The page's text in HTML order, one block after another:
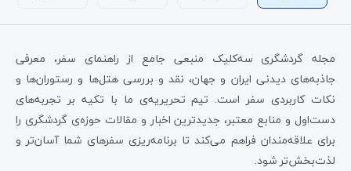
مجله گردشگری سه‌کلیک منبعی جامع از راهنمای سفر، معرفی
جاذبه‌های دیدنی ایران و جهان، نقد و بررسی هتل‌ها و رستوران‌ها و
نکات کاربردی سفر است. تیم تحریریه‌ی ما با تکیه بر تجربه‌های
دست‌اول و منابع معتبر، جدیدترین اخبار و مقالات حوزه‌ی گردشگری را
برای علاقه‌مندان فراهم می‌کند تا برنامه‌ریزی سفرهای شما آسان‌تر و
لذت‌بخش‌تر شود.